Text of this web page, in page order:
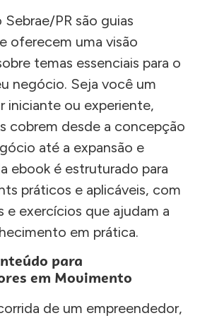
Sebrae/PR são guias
oferecem uma visão
temas essenciais para o
negócio. Seja você um
iniciante ou experiente,
cobrem desde a concepção
até a expansão e
ebook é estruturado para
práticos e aplicáveis, com
e exercícios que ajudam a
em prática.
para
em Movimento
de um empreendedor,